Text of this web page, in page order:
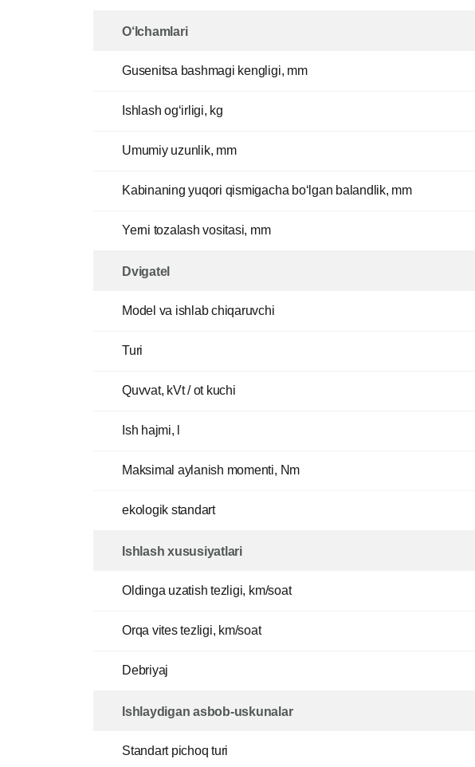
O‘lchamlari
Gusenitsa bashmagi kengligi, mm
Ishlash og‘irligi, kg
Umumiy uzunlik, mm
Kabinaning yuqori qismigacha bo‘lgan balandlik, mm
Yerni tozalash vositasi, mm
Dvigatel
Model va ishlab chiqaruvchi
Turi
Quvvat, kVt / ot kuchi
Ish hajmi, l
Maksimal aylanish momenti, Nm
ekologik standart
Ishlash xususiyatlari
Oldinga uzatish tezligi, km/soat
Orqa vites tezligi, km/soat
Debriyaj
Ishlaydigan asbob-uskunalar
Standart pichoq turi